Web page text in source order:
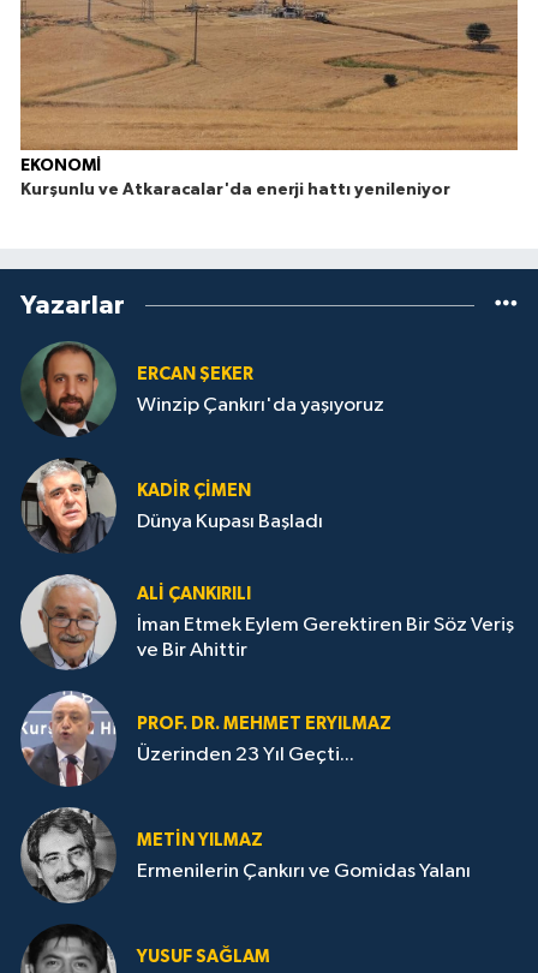
EKONOMİ
Kurşunlu ve Atkaracalar'da enerji hattı yenileniyor
Yazarlar
ERCAN ŞEKER
Winzip Çankırı'da yaşıyoruz
KADIR ÇIMEN
Dünya Kupası Başladı
ALI ÇANKIRILI
İman Etmek Eylem Gerektiren Bir Söz Veriş
ve Bir Ahittir
PROF. DR. MEHMET ERYILMAZ
Üzerinden 23 Yıl Geçti...
METIN YILMAZ
Ermenilerin Çankırı ve Gomidas Yalanı
YUSUF SAĞLAM